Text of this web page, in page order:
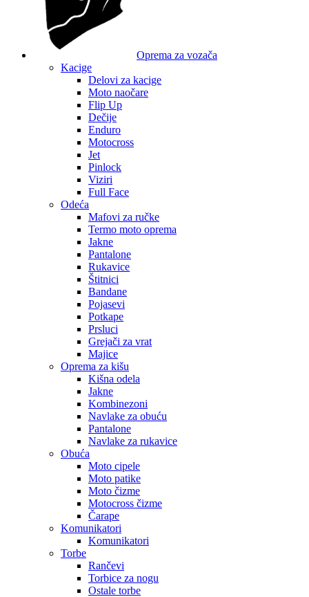
Oprema za vozača
Kacige
Delovi za kacige
Moto naočare
Flip Up
Dečije
Enduro
Motocross
Jet
Pinlock
Viziri
Full Face
Odeća
Mafovi za ručke
Termo moto oprema
Jakne
Pantalone
Rukavice
Štitnici
Bandane
Pojasevi
Potkape
Prsluci
Grejači za vrat
Majice
Oprema za kišu
Kišna odela
Jakne
Kombinezoni
Navlake za obuću
Pantalone
Navlake za rukavice
Obuća
Moto cipele
Moto patike
Moto čizme
Motocross čizme
Čarape
Komunikatori
Komunikatori
Torbe
Rančevi
Torbice za nogu
Ostale torbe